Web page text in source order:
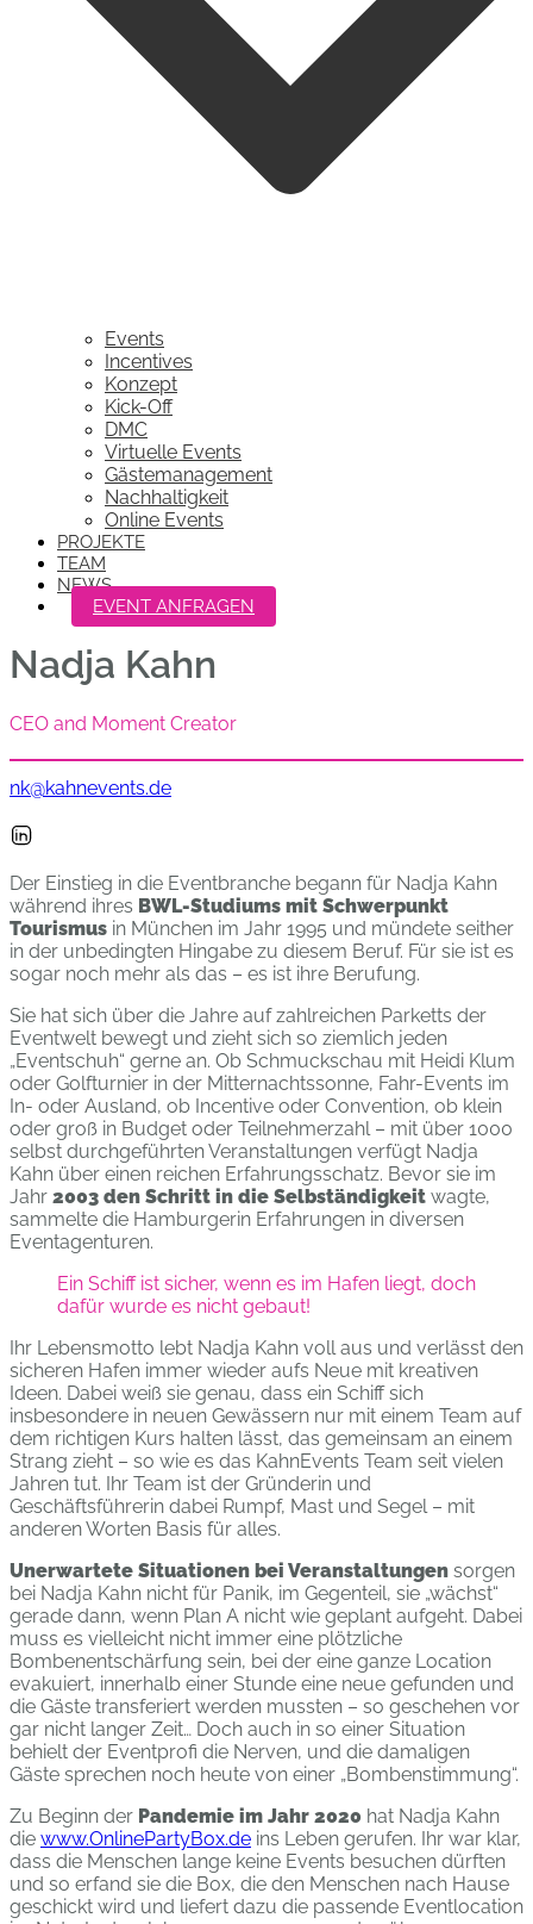
Events
Incentives
Konzept
Kick-Off
DMC
Virtuelle Events
Gästemanagement
Nachhaltigkeit
Online Events
PROJEKTE
TEAM
NEWS
EVENT ANFRAGEN
Nadja Kahn
CEO and Moment Creator
nk@kahnevents.de
Der Einstieg in die Eventbranche begann für Nadja Kahn
während ihres BWL-Studiums mit Schwerpunkt
Tourismus in München im Jahr 1995 und mündete seither
in der unbedingten Hingabe zu diesem Beruf. Für sie ist es
sogar noch mehr als das – es ist ihre Berufung.
Sie hat sich über die Jahre auf zahlreichen Parketts der
Eventwelt bewegt und zieht sich so ziemlich jeden
„Eventschuh“ gerne an. Ob Schmuckschau mit Heidi Klum
oder Golfturnier in der Mitternachtssonne, Fahr-Events im
In- oder Ausland, ob Incentive oder Convention, ob klein
oder groß in Budget oder Teilnehmerzahl – mit über 1000
selbst durchgeführten Veranstaltungen verfügt Nadja
Kahn über einen reichen Erfahrungsschatz. Bevor sie im
Jahr 2003 den Schritt in die Selbständigkeit wagte,
sammelte die Hamburgerin Erfahrungen in diversen
Eventagenturen.
Ein Schiff ist sicher, wenn es im Hafen liegt, doch
dafür wurde es nicht gebaut!
Ihr Lebensmotto lebt Nadja Kahn voll aus und verlässt den
sicheren Hafen immer wieder aufs Neue mit kreativen
Ideen. Dabei weiß sie genau, dass ein Schiff sich
insbesondere in neuen Gewässern nur mit einem Team auf
dem richtigen Kurs halten lässt, das gemeinsam an einem
Strang zieht – so wie es das KahnEvents Team seit vielen
Jahren tut. Ihr Team ist der Gründerin und
Geschäftsführerin dabei Rumpf, Mast und Segel – mit
anderen Worten Basis für alles.
Unerwartete Situationen bei Veranstaltungen sorgen
bei Nadja Kahn nicht für Panik, im Gegenteil, sie „wächst“
gerade dann, wenn Plan A nicht wie geplant aufgeht. Dabei
muss es vielleicht nicht immer eine plötzliche
Bombenentschärfung sein, bei der eine ganze Location
evakuiert, innerhalb einer Stunde eine neue gefunden und
die Gäste transferiert werden mussten – so geschehen vor
gar nicht langer Zeit… Doch auch in so einer Situation
behielt der Eventprofi die Nerven, und die damaligen
Gäste sprechen noch heute von einer „Bombenstimmung“.
Zu Beginn der Pandemie im Jahr 2020 hat Nadja Kahn
die www.OnlinePartyBox.de ins Leben gerufen. Ihr war klar,
dass die Menschen lange keine Events besuchen dürften
und so erfand sie die Box, die den Menschen nach Hause
geschickt wird und liefert dazu die passende Eventlocation